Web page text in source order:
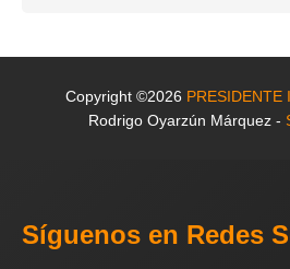
Copyright ©2026 PRESIDENTE
Rodrigo Oyarzún Márquez -
Síguenos en Redes